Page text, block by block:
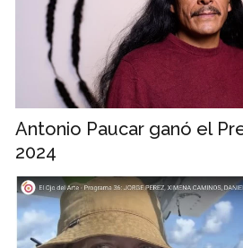
Antonio Paucar ganó el
2024